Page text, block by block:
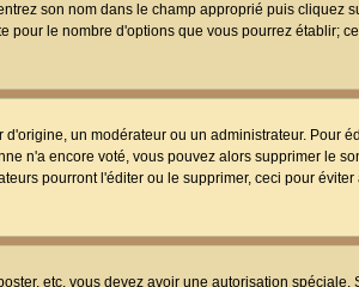
son nom dans le champ approprié puis cliquez
le nombre d'options que vous pourrez établir;
un modérateur ou un administrateur. Pour
n'a encore voté, vous pouvez alors supprimer le
pourront l'éditer ou le supprimer, ceci pour
etc. vous devez avoir une autorisation